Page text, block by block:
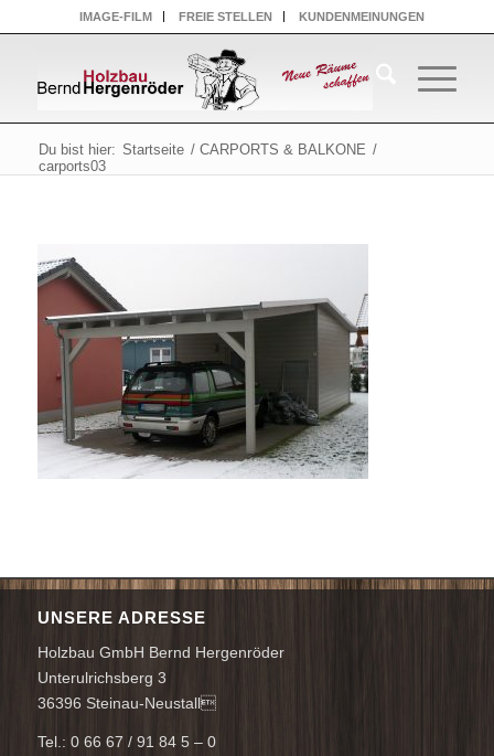
IMAGE-FILM FREIE STELLEN KUNDENMEINUNGEN
Du bist hier: Startseite / CARPORTS & BALKONE /
carports03
UNSERE ADRESSE
Holzbau GmbH Bernd Hergenröder
Unterulrichsberg 3
36396 Steinau-Neustall
Tel.: 0 66 67 / 91 84 5 – 0